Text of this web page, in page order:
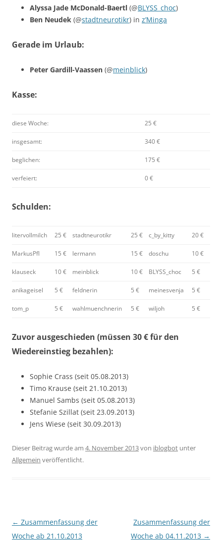
Alyssa Jade McDonald-Baertl (@BLYSS_choc)
Ben Neudek (@stadtneurotikr) in z’Minga
Gerade im Urlaub:
Peter Gardill-Vaassen (@meinblick)
Kasse:
diese Woche: 25 €
insgesamt: 340 €
beglichen: 175 €
verfeiert: 0 €
Schulden:
litervollmilch 25 € stadtneurotikr 25 € c_by_kitty 20 €
MarkusPfl 15 € lermann 15 € doschu 10 €
klauseck 10 € meinblick 10 € BLYSS_choc 5 €
anikageisel 5 € feldnerin 5 € meinesvenja 5 €
tom_p 5 € wahlmuenchnerin 5 € wiljoh 5 €
Zuvor ausgeschieden (müssen 30 € für den
Wiedereinstieg bezahlen):
Sophie Crass (seit 05.08.2013)
Timo Krause (seit 21.10.2013)
Manuel Sambs (seit 05.08.2013)
Stefanie Szillat (seit 23.09.2013)
Jens Wiese (seit 30.09.2013)
Dieser Beitrag wurde am 4. November 2013von iblogbot unter
Allgemein veröffentlicht.
Beitragsnavigation
← Zusammenfassung der
Woche ab 21.10.2013
Zusammenfassung der
Woche ab 04.11.2013 →